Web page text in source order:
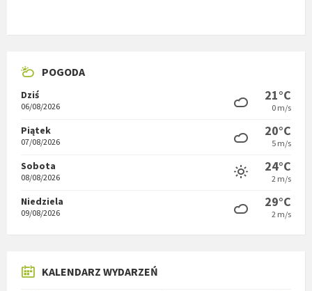
POGODA
Dziś
06/08/2026
21°C
0 m/s
Piątek
07/08/2026
20°C
5 m/s
Sobota
08/08/2026
24°C
2 m/s
Niedziela
09/08/2026
29°C
2 m/s
KALENDARZ WYDARZEŃ